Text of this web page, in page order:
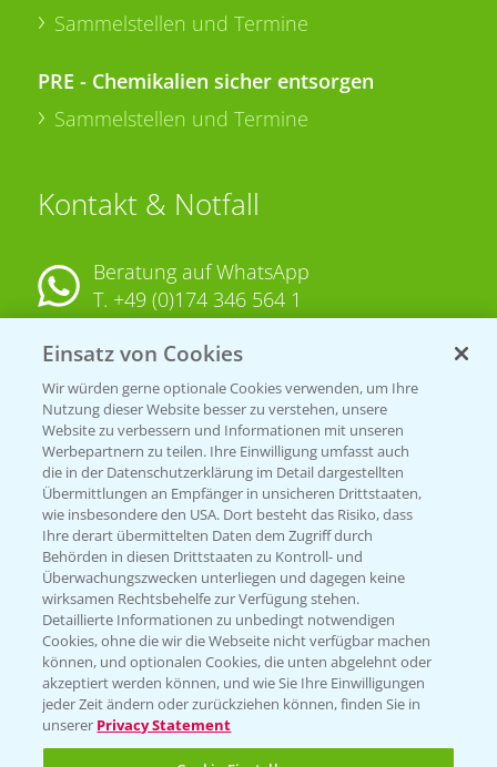
Sammelstellen und Termine
PRE - Chemikalien sicher entsorgen
Sammelstellen und Termine
Kontakt & Notfall
Beratung auf WhatsApp
T. +49 (0)174 346 564 1
KONTAKT
Hilfe in Notfällen
T.+49 (0)214/30-20220
Folgen Sie uns
Einsatz von Cookies
Wir würden gerne optionale Cookies verwenden, um Ihre
Nutzung dieser Website besser zu verstehen, unsere
Website zu verbessern und Informationen mit unseren
Werbepartnern zu teilen. Ihre Einwilligung umfasst auch
die in der Datenschutzerklärung im Detail dargestellten
Übermittlungen an Empfänger in unsicheren Drittstaaten,
wie insbesondere den USA. Dort besteht das Risiko, dass
Ihre derart übermittelten Daten dem Zugriff durch
Behörden in diesen Drittstaaten zu Kontroll- und
Überwachungszwecken unterliegen und dagegen keine
wirksamen Rechtsbehelfe zur Verfügung stehen.
Detaillierte Informationen zu unbedingt notwendigen
Cookies, ohne die wir die Webseite nicht verfügbar machen
können, und optionalen Cookies, die unten abgelehnt oder
akzeptiert werden können, und wie Sie Ihre Einwilligungen
jeder Zeit ändern oder zurückziehen können, finden Sie in
unserer Privacy Statement